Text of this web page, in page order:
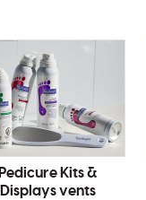
Pedicure Kits &
Displays vents